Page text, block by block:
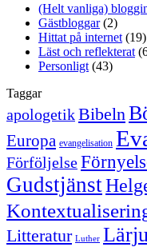
(Helt vanliga)
Gästbloggar(2)
Hittat på internet (19)
Läst och reflekterat
Personligt (43)
Taggar
apologetikBibeln
Europa evangelisation
Förföljelse
Gudstjänst
Litteratur Luther